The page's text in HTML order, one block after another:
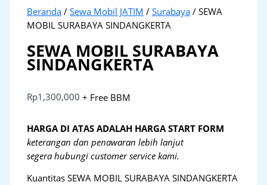
Beranda /Sewa Mobil JATIM /Surabaya / SEWA
MOBIL SURABAYA SINDANGKERTA
SEWA MOBIL SURABAYA
SINDANGKERTA
Rp1,300,000 + Free BBM
HARGA DI ATAS ADALAH HARGA START FORM
keterangan dan penawaran lebih lanjut
segera hubungi customer service kami.
Kuantitas SEWA MOBIL SURABAYA SINDANGKERTA